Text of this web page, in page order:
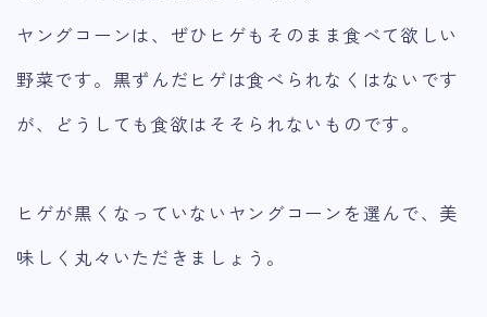
ヤングコーンは、ぜひヒゲもそのまま食べて欲しい
野菜です。黒ずんだヒゲは食べられなくはないです
が、どうしても食欲はそそられないものです。
ヒゲが黒くなっていないヤングコーンを選んで、美
味しく丸々いただきましょう。